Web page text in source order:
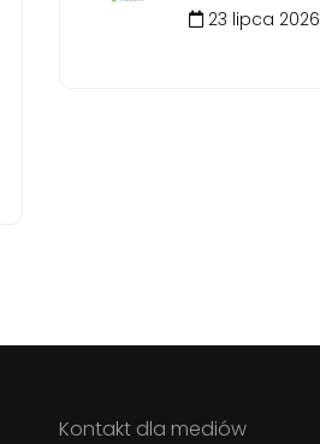
23 lipca 2026
Kontakt dla mediów